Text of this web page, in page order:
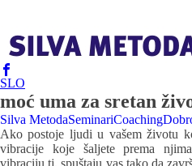
SLO
moć uma za sretan
Silva MetodaSeminariCoaching
Ako postoje ljudi u vašem životu
vibracije koje šaljete prema
vibraciju tj. spuštaju vas tako da